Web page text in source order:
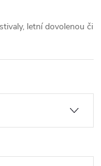
letní dovolenou či